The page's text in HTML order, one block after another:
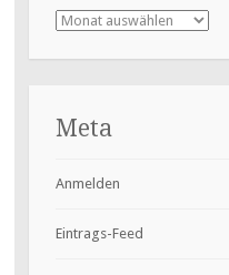
Archiv
Meta
Anmelden
Eintrags-Feed